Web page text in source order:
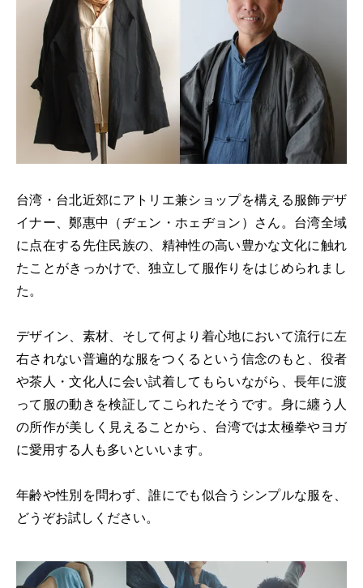
台湾・台北近郊にアトリエ兼ショップを構える服飾デザ
イナー、鄭惠中（ヂェン・ホェヂョン）さん。台湾全域
に点在する先住民族の、精神性の高い豊かな文化に触れ
たことがきっかけで、独立して服作りをはじめられまし
た。
デザイン、素材、そして何より着心地において流行に左
右されない普遍的な服をつくるという信念のもと、役者
や茶人・文化人に会い試着してもらいながら、長年に渡
って服の動きを検証してこられたそうです。身に纏う人
の所作が美しく見えることから、台湾では太極拳やヨガ
に愛用する人も多いといいます。
年齢や性別を問わず、誰にでも似合うシンプルな服を、
どうぞお試しください。